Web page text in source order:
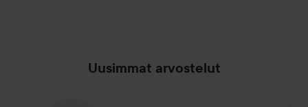
Uusimmat arvostelut